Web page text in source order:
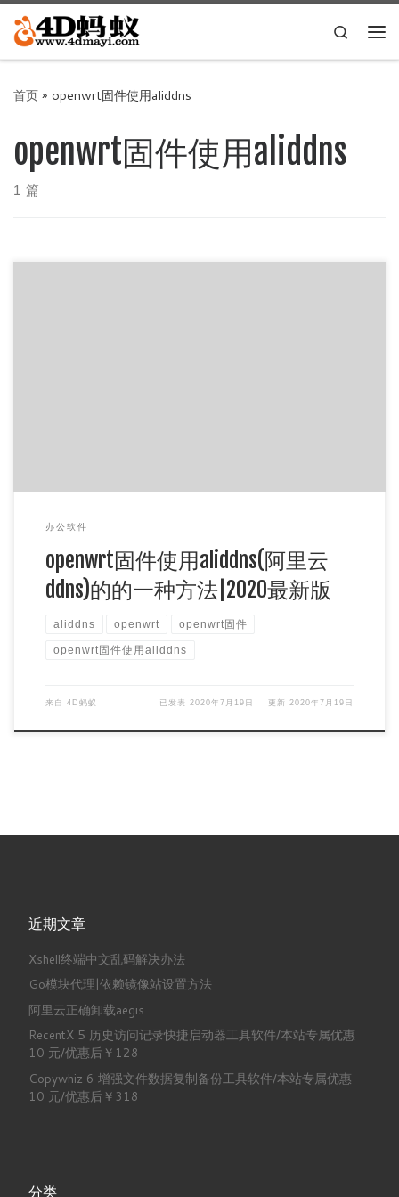
Skip to content
Search
首页» openwrt固件使用aliddns
openwrt固件使用aliddns
1 篇
办公软件
openwrt固件使用aliddns(阿里云
ddns)的的一种方法|2020最新版
aliddns openwrt openwrt固件
openwrt固件使用aliddns
来自 4D蚂蚁 已发表2020年7月19日 更新2020年7月19日
近期文章
Xshell终端中文乱码解决办法
Go模块代理|依赖镜像站设置方法
阿里云正确卸载aegis
RecentX 5 历史访问记录快捷启动器工具软件/本站专属优惠
10 元/优惠后￥128
Copywhiz 6 增强文件数据复制备份工具软件/本站专属优惠
10 元/优惠后￥318
分类